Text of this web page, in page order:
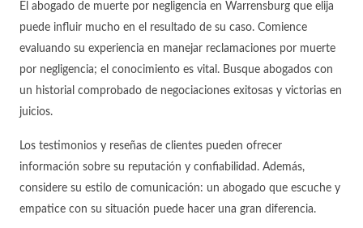
El abogado de muerte por negligencia en Warrensburg que elija
puede influir mucho en el resultado de su caso. Comience
evaluando su experiencia en manejar reclamaciones por muerte
por negligencia; el conocimiento es vital. Busque abogados con
un historial comprobado de negociaciones exitosas y victorias en
juicios.
Los testimonios y reseñas de clientes pueden ofrecer
información sobre su reputación y confiabilidad. Además,
considere su estilo de comunicación: un abogado que escuche y
empatice con su situación puede hacer una gran diferencia.